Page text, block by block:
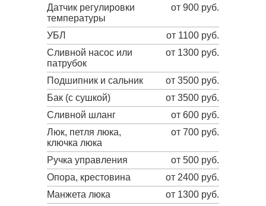
Датчик регулировки
температуры
от 900 руб.
УБЛ
от 1100 руб.
Сливной насос или
патрубок
от 1300 руб.
Подшипник и сальник
от 3500 руб.
Бак (с сушкой)
от 3500 руб.
Сливной шланг
от 600 руб.
Люк, петля люка,
ключка люка
от 700 руб.
Ручка управления
от 500 руб.
Опора, крестовина
от 2400 руб.
Манжета люка
от 1300 руб.